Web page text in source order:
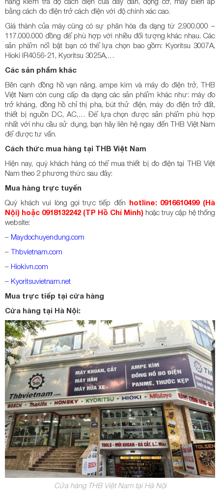
bằng cách đo điện trở cách điện với độ chính xác cao.
Giá thành của máy cũng có sự phân hóa đa dạng từ 2.900.000 –
117.000.000 đồng để phù hợp với nhiều đối tượng khác nhau. Các
sản phẩm nổi bật bạn có thể lựa chọn bao gồm: Kyoritsu 3007A,
Hioki IR4056-21, Kyoritsu 3025A,…
Các sản phẩm khác
Bên cạnh đồng hồ vạn năng, ampe kìm và máy đo điện trở, THB
Việt Nam còn cung cấp đa dạng các sản phẩm khác như: máy đo
trở kháng, đồng hồ chỉ thị pha, bút thử điện, máy đo điện trở đất,
thiết bị nguồn DC, AC,… Để lựa chọn được sản phẩm phù hợp
nhất với nhu cầu sử dụng, bạn hãy liên hệ ngay đến THB Việt Nam
để được tư vấn.
Cách thức mua hàng tại THB Việt Nam
Hiện nay, quý khách hàng có thể mua thiết bị đo điện tại THB Việt
Nam theo 2 phương thức sau đây:
Mua hàng trực tuyến
Quý khách vui lòng gọi trực tiếp đến hotline: 0916610499 (Hà
Nội) hoặc 0918132242 (TP Hồ Chí Minh) hoặc truy cập hệ thống
website:
– Maydochuyendung.com
– Thbvietnam.com
– Hiokivn.com
– Kyoritsuvietnam.net
Mua trực tiếp tại cửa hàng
Cửa hàng tại Hà Nội:
Cửa hàng THB Việt Nam tại Hà Nội